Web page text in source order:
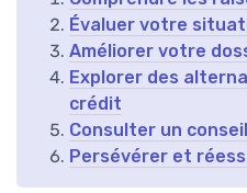
Évaluer votre
Améliorer votre
Explorer des
crédit
Consulter un
Persévérer et